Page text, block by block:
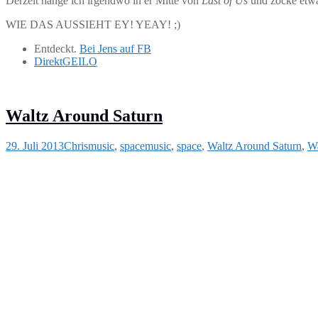
WIE DAS AUSSIEHT EY! YEAY! ;)
Entdeckt. Bei Jens auf FB
DirektGEILO
Waltz Around Saturn
29. Juli 2013Chrismusic, spacemusic, space, Waltz Around Saturn,